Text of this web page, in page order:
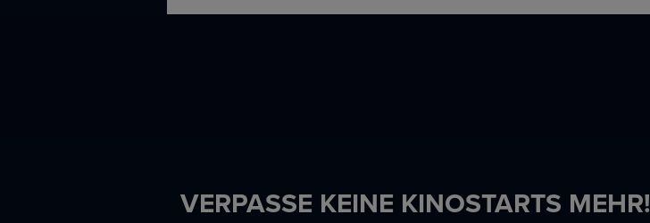
VERPASSE KEINE KINOSTARTS MEHR!